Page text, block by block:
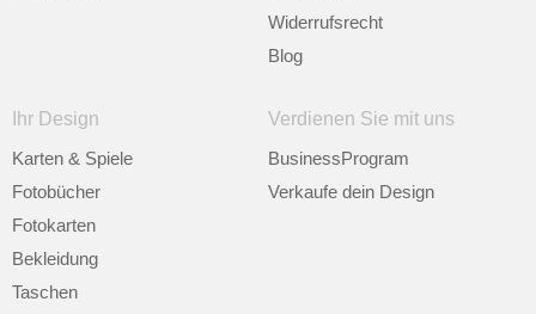
Widerrufsrecht
Blog
Ihr Design
Karten & Spiele
Fotobücher
Fotokarten
Bekleidung
Taschen
Verdienen Sie mit uns
BusinessProgram
Verkaufe dein Design